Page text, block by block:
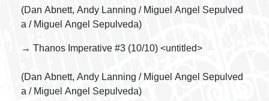
(Dan Abnett, Andy Lanning / Miguel Angel Sepulved
a / Miguel Angel Sepulveda)
→ Thanos Imperative #3 (10/10) <untitled>
(Dan Abnett, Andy Lanning / Miguel Angel Sepulved
a / Miguel Angel Sepulveda)